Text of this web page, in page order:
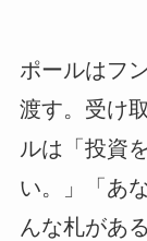
ポールはフ
渡す。受け
ルは「投資
い。」「あ
んな札があ